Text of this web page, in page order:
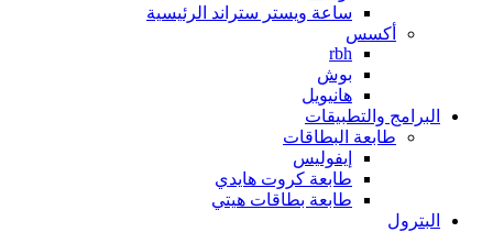
ساعة ويستر ستراند الرئيسية
أكسس
rbh
بوش
هانيويل
البرامج والتطبيقات
طابعة البطاقات
إيفوليس
طابعة كروت هايدي
طابعة بطاقات هيتي
البترول